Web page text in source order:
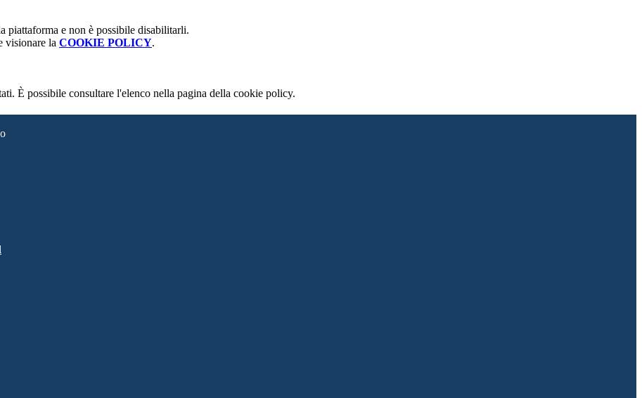
piattaforma e non è possibile disabilitarli.
visionare la COOKIE POLICY.
È possibile consultare l'elenco nella pagina della cookie policy.